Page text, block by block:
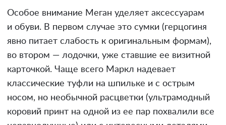
Особое внимание Меган уделяет аксессуарам
и обуви. В первом случае это сумки (герцогиня
явно питает слабость к оригинальным формам),
во втором — лодочки, уже ставшие ее визитной
карточкой. Чаще всего Маркл надевает
классические туфли на шпильке и с острым
носом, но необычной расцветки (ультрамодный
коровий принт на одной из ее пар похвалили все